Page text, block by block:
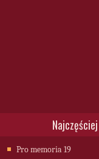
Pro memoria 19